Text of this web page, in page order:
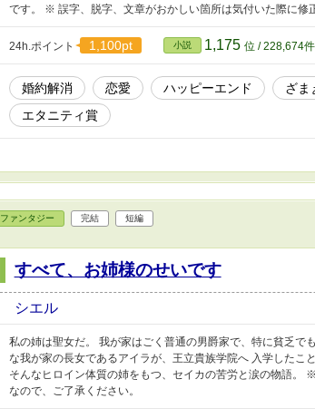
です。 ※ 誤字、脱字、文章がおかしい箇所は気付いた際に修
24h.ポイント 1,100pt 小説 1,175 位 / 228,674件
婚約解消 恋愛 ハッピーエンド ざま
エタニティ賞
ファンタジー 完結 短編
すべて、お姉様のせいです
シエル
私の姉は聖女だ。 我が家はごく普通の男爵家で、特に貧乏で
な我が家の長女であるアイラが、王立貴族学院へ 入学したこ
そんなヒロイン体質の姉をもつ、セイカの苦労と涙の物語
なので、ご了承ください。